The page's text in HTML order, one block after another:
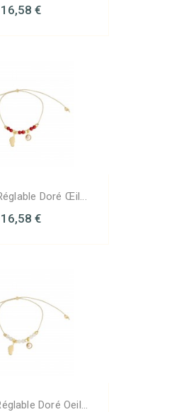
16,58 €
Doré Œil...
16,58 €
Doré Oeil...